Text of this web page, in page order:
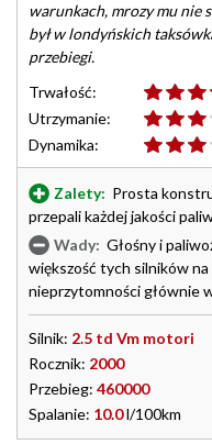
warunkach, mrozy mu nie
był w londyńskich
przebiegi.
Trwałość:
Utrzymanie:
Dynamika:
Zalety: Prosta
przepali każdej jakości
Wady: Głośny i
większość tych silników
nieprzytomności głównie
Silnik: 2.5 td Vm motori
Rocznik: 2000
Przebieg: 460000
Spalanie: 10.0l/100km